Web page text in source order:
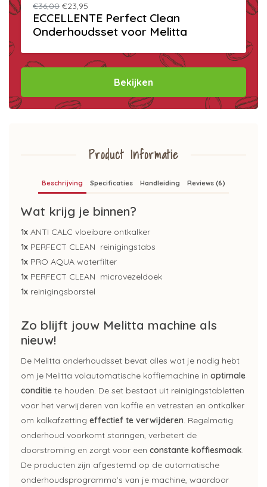
€36,00 €23,95
ECCELLENTE Perfect Clean
Onderhoudsset voor Melitta
Bekijken
Product Informatie
Beschrijving Specificaties Handleiding Reviews (6)
Wat krijg je binnen?
1x ANTI CALC vloeibare ontkalker
1x PERFECT CLEAN reinigingstabs
1x PRO AQUA waterfilter
1x PERFECT CLEAN microvezeldoek
1x reinigingsborstel
Zo blijft jouw Melitta machine als
nieuw!
De Melitta onderhoudsset bevat alles wat je nodig hebt
om je Melitta volautomatische koffiemachine in optimale
conditie te houden. De set bestaat uit reinigingstabletten
voor het verwijderen van koffie en vetresten en ontkalker
om kalkafzetting effectief te verwijderen. Regelmatig
onderhoud voorkomt storingen, verbetert de
doorstroming en zorgt voor een constante koffiesmaak.
De producten zijn afgestemd op de automatische
onderhoudsprogramma’s van je machine, waardoor